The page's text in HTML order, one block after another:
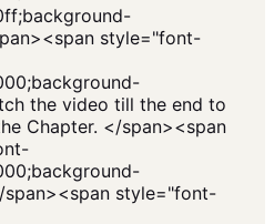
style="font-
the video till the end to
Chapter. </span><span
style="font-